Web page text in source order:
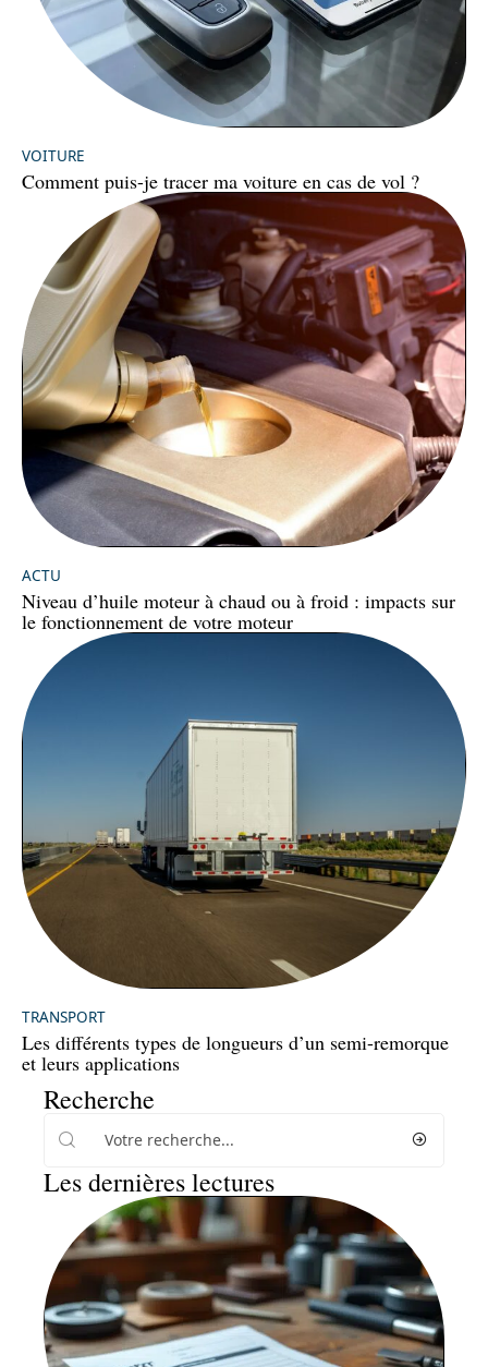
VOITURE
Comment puis-je tracer ma voiture en cas de vol ?
ACTU
Niveau d’huile moteur à chaud ou à froid : impacts sur
le fonctionnement de votre moteur
TRANSPORT
Les différents types de longueurs d’un semi-remorque
et leurs applications
Recherche
Les dernières lectures